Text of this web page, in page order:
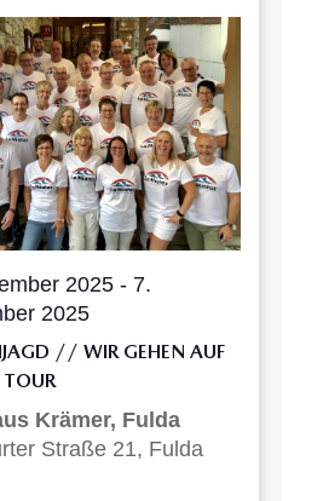
2025 - 7.
2025
// WIR GEHEN AUF
TOUR
Krämer, Fulda
Straße 21, Fulda